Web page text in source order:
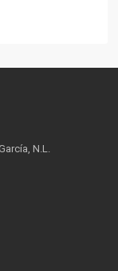
N.L.